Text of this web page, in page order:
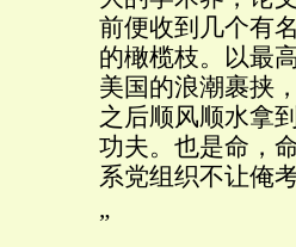
前便收到几个有
的橄榄枝。以最
美国的浪潮裹挟
之后顺风顺水拿
功夫。也是命，
系党组织不让俺
”